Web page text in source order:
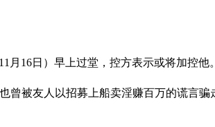
16日）早上过堂，控方表示或将加控他。
被友人以招募上船卖淫赚百万的谎言骗